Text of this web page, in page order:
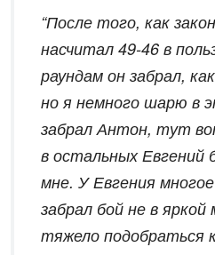
“После того, как
насчитал 49-46 в
раундам он забрал,
но я немного шарю в
забрал Антон, тут
в остальных Евгений
мне. У Евгения
забрал бой не в
тяжело подобраться